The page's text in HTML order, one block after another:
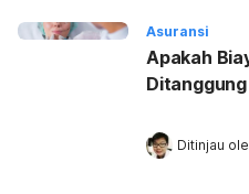
Asuransi
Apakah
Ditinjau